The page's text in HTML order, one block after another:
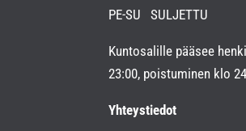
PE-SU SULJETTU
Kuntosalille pääsee
23:00, poistuminen klo
Yhteystiedot